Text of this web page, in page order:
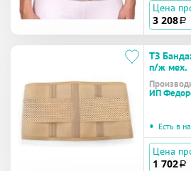
Цена
3 208 a
ТЗ
п/ж мех.
ИП
• Есть в
Цена
1 702 a